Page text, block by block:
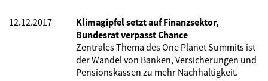
12.12.2017
Klimagipfel setzt auf Finanzsektor,
Bundesrat verpasst Chance
Zentrales Thema des One Planet Summits ist
der Wandel von Banken, Versicherungen und
Pensionskassen zu mehr Nachhaltigkeit.